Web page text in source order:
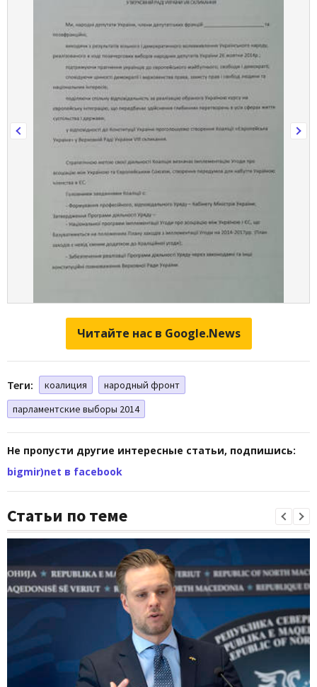
Читайте нас в Google.News
Теги: коалиция
народный фронт
парламентские выборы 2014
Не пропусти другие интересные статьи, подпишись:
bigmir)net в facebook
Статьи по теме